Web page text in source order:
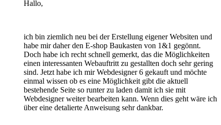
Hallo,
ich bin ziemlich neu bei der Erstellung eigener Websiten und
habe mir daher den E-shop Baukasten von 1&1 gegönnt.
Doch habe ich recht schnell gemerkt, das die Möglichkeiten
einen interessanten Webauftritt zu gestallten doch sehr gering
sind. Jetzt habe ich mir Webdesigner 6 gekauft und möchte
einmal wissen ob es eine Möglichkeit gibt die aktuell
bestehende Seite so runter zu laden damit ich sie mit
Webdesigner weiter bearbeiten kann. Wenn dies geht wäre ich
über eine detalierte Anweisung sehr dankbar.